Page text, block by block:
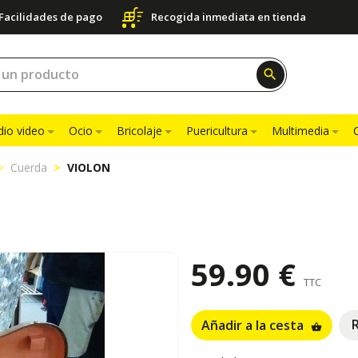
de pago Recogida inmediata en tienda
search
video Ocio Bricolaje Puericultura Multimedia
Cuerda VIOLON
59.90 € TTC
Añadir a la cesta shopping_basket